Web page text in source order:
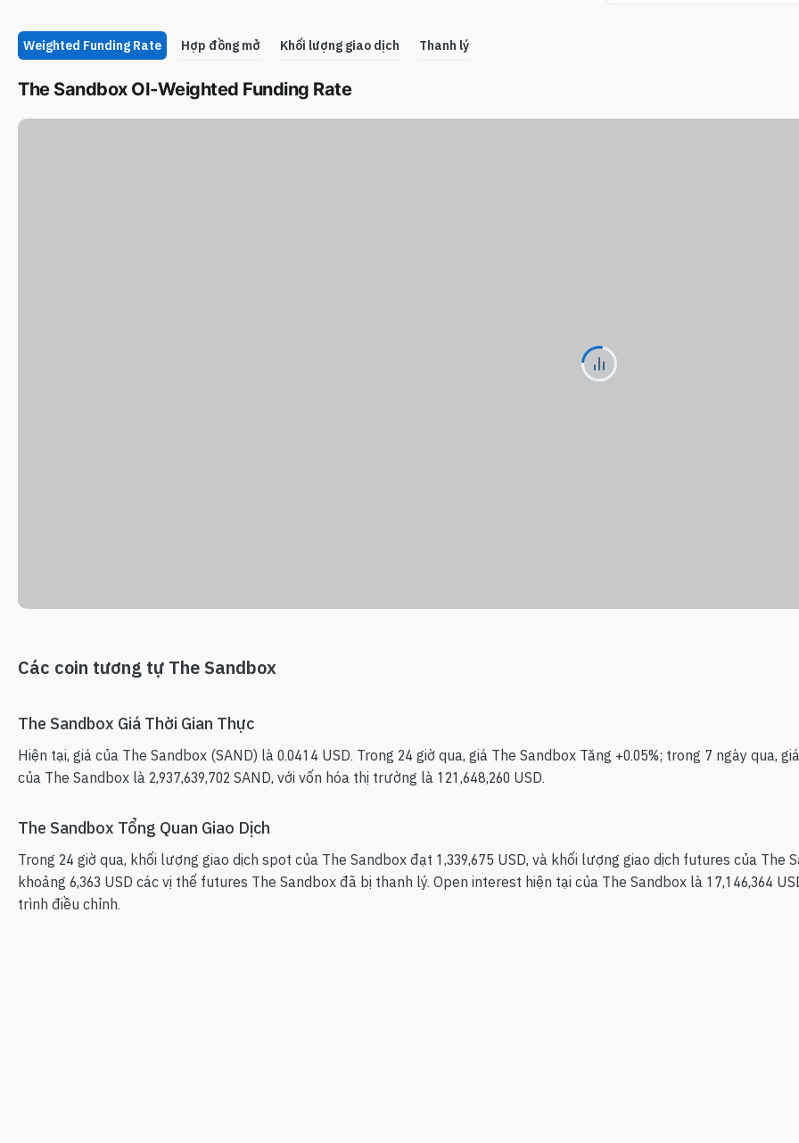
Weighted Funding Rate Hợp đồng mở Khối lượng giao dịch Thanh lý
The Sandbox OI-Weighted Funding Rate
Các coin tương tự The Sandbox
The Sandbox Giá Thời Gian Thực
Hiện tại, giá của The Sandbox (SAND) là 0.0414 USD. Trong 24 giờ qua, giá The Sandbox Tăng +0.05%; trong 7 ngày qua,
của The Sandbox là 2,937,639,702 SAND, với vốn hóa thị trường là 121,648,260 USD.
The Sandbox Tổng Quan Giao Dịch
Trong 24 giờ qua, khối lượng giao dịch spot của The Sandbox đạt 1,339,675 USD, và khối lượng giao dịch futures của The
khoảng 6,363 USD các vị thế futures The Sandbox đã bị thanh lý. Open interest hiện tại của The Sandbox là 17,146,364
trình điều chỉnh.